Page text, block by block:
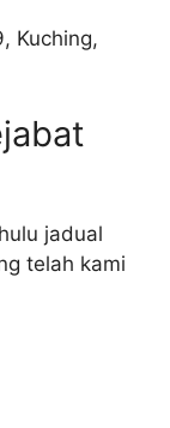
Kuching,
jadual
telah kami